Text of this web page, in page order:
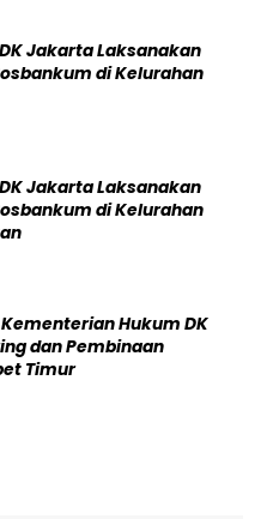
Jakarta Laksanakan
di Kelurahan
Jakarta Laksanakan
di Kelurahan
Hukum DK
dan Pembinaan
Timur